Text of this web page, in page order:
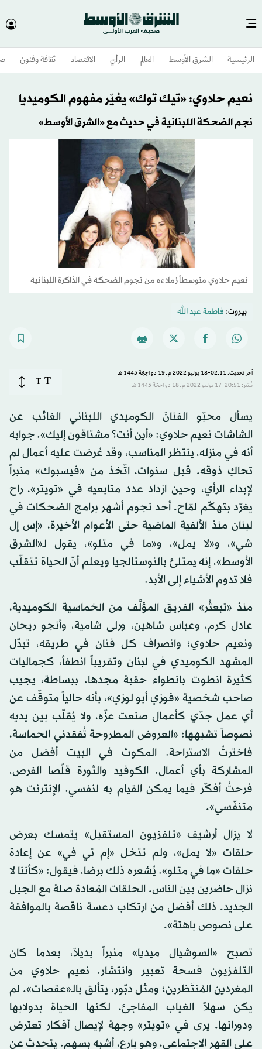
الرئيسية الشرق الأوسط​ العالم الرأي الاقتصاد ثقافة وفنون
نعيم حلاوي: «تيك توك» يغيّر مفهوم الكوميديا
نجم الضحكة اللبنانية في حديث مع «الشرق الأوسط»
نعيم حلاوي متوسطاً زملاءه من نجوم الضحكة في الذاكرة اللبنانية
بيروت: فاطمة عبد الله
آخر تحديث: 02:11-18 يوليو 2022 م ـ 19 ذو الحِجّة 1443 هـ
نُشر: 20:51-17 يوليو 2022 م ـ 18 ذو الحِجّة 1443 هـ
T
T
يسأل محبّو الفنانَ الكوميدي اللبناني الغائب عن
الشاشات نعيم حلاوي: «أين أنت؟ مشتاقون إليك». جوابه
أنه في منزله، ينتظر المناسب، وقد عُرضت عليه أعمال لم
تحاكِ ذوقه. قبل سنوات، اتّخذ من «فيسبوك» منبراً
لإبداء الرأي، وحين ازداد عدد متابعيه في «تويتر»، راح
يغرّد بتهكّم لمّاح. أحد نجوم أشهر برامج الضحكات في
لبنان منذ الألفية الماضية حتى الأعوام الأخيرة، «إس إل
شي»، و«لا يمل»، و«ما في متلو»، يقول لـ«الشرق
الأوسط»، إنه يمتلئ بالنوستالجيا ويعلم أنّ الحياة تتقلّب
فلا تدوم الأشياء إلى الأبد.
منذ «تبعثُر» الفريق المؤلَّف من الخماسية الكوميدية،
عادل كرم، وعباس شاهين، ورلى شامية، وأنجو ريحان
ونعيم حلاوي؛ وانصراف كل فنان في طريقه، تبدّل
المشهد الكوميدي في لبنان وتقريباً انطفأ، كجماليات
كثيرة انطوت بانطواء حقبة مجدها. ببساطة، يجيب
صاحب شخصية «فوزي أبو لوزي»، بأنه حالياً متوقّف عن
أي عمل جدّي كأعمال صنعت عزّه، ولا يُقلّب بين يديه
نصوصاً تشبهها: «العروض المطروحة تُفقدني الحماسة،
فاخترتُ الاستراحة. المكوث في البيت أفضل من
المشاركة بأي أعمال. الكوفيد والثورة قلّصا الفرص،
فرحتُ أفكّر فيما يمكن القيام به لنفسي. الإنترنت هو
متنفّسي».
لا يزال أرشيف «تلفزيون المستقبل» يتمسك بعرض
حلقات «لا يمل»، ولم تتخل «إم تي في» عن إعادة
حلقات «ما في متلو». يُشعره ذلك برضا، فيقول: «كأننا لا
نزال حاضرين بين الناس. الحلقات المُعادة صلة مع الجيل
الجديد. ذلك أفضل من ارتكاب دعسة ناقصة بالموافقة
على نصوص باهتة».
تصبح «السوشيال ميديا» منبراً بديلاً، بعدما كان
التلفزيون فسحة تعبير وانتشار. نعيم حلاوي من
المغردين المُنتَظرين؛ ومثل دبّور، يتألق بالـ«عقصات». لم
يكن سهلاً الغياب المفاجئ، لكنها الحياة بدولابها
ودورانها. يرى في «تويتر» وجهة لإيصال أفكار تعترض
على القهر الاجتماعي، وهو بارع، أشبه بسهم. يتحدث عن